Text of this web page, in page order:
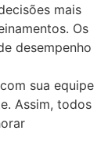
mais
Os
desempenho
sua equipe
Assim, todos